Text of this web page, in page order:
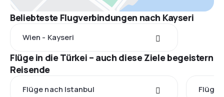
Beliebteste Flugverbindungen nach Kayseri
Wien - Kayseri
Flüge in die Türkei – auch diese Ziele begeistern
Reisende
Flüge nach Istanbul Flüge